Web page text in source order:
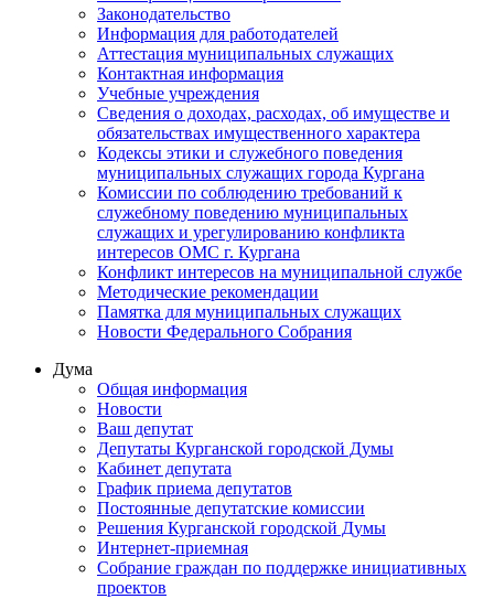
Законодательство
Информация для работодателей
Аттестация муниципальных служащих
Контактная информация
Учебные учреждения
Сведения о доходах, расходах, об имуществе и
обязательствах имущественного характера
Кодексы этики и служебного поведения
муниципальных служащих города Кургана
Комиссии по соблюдению требований к
служебному поведению муниципальных
служащих и урегулированию конфликта
интересов ОМС г. Кургана
Конфликт интересов на муниципальной службе
Методические рекомендации
Памятка для муниципальных служащих
Новости Федерального Cобрания
Дума
Общая информация
Новости
Ваш депутат
Депутаты Курганской городской Думы
Кабинет депутата
График приема депутатов
Постоянные депутатские комиссии
Решения Курганской городской Думы
Интернет-приемная
Собрание граждан по поддержке инициативных
проектов